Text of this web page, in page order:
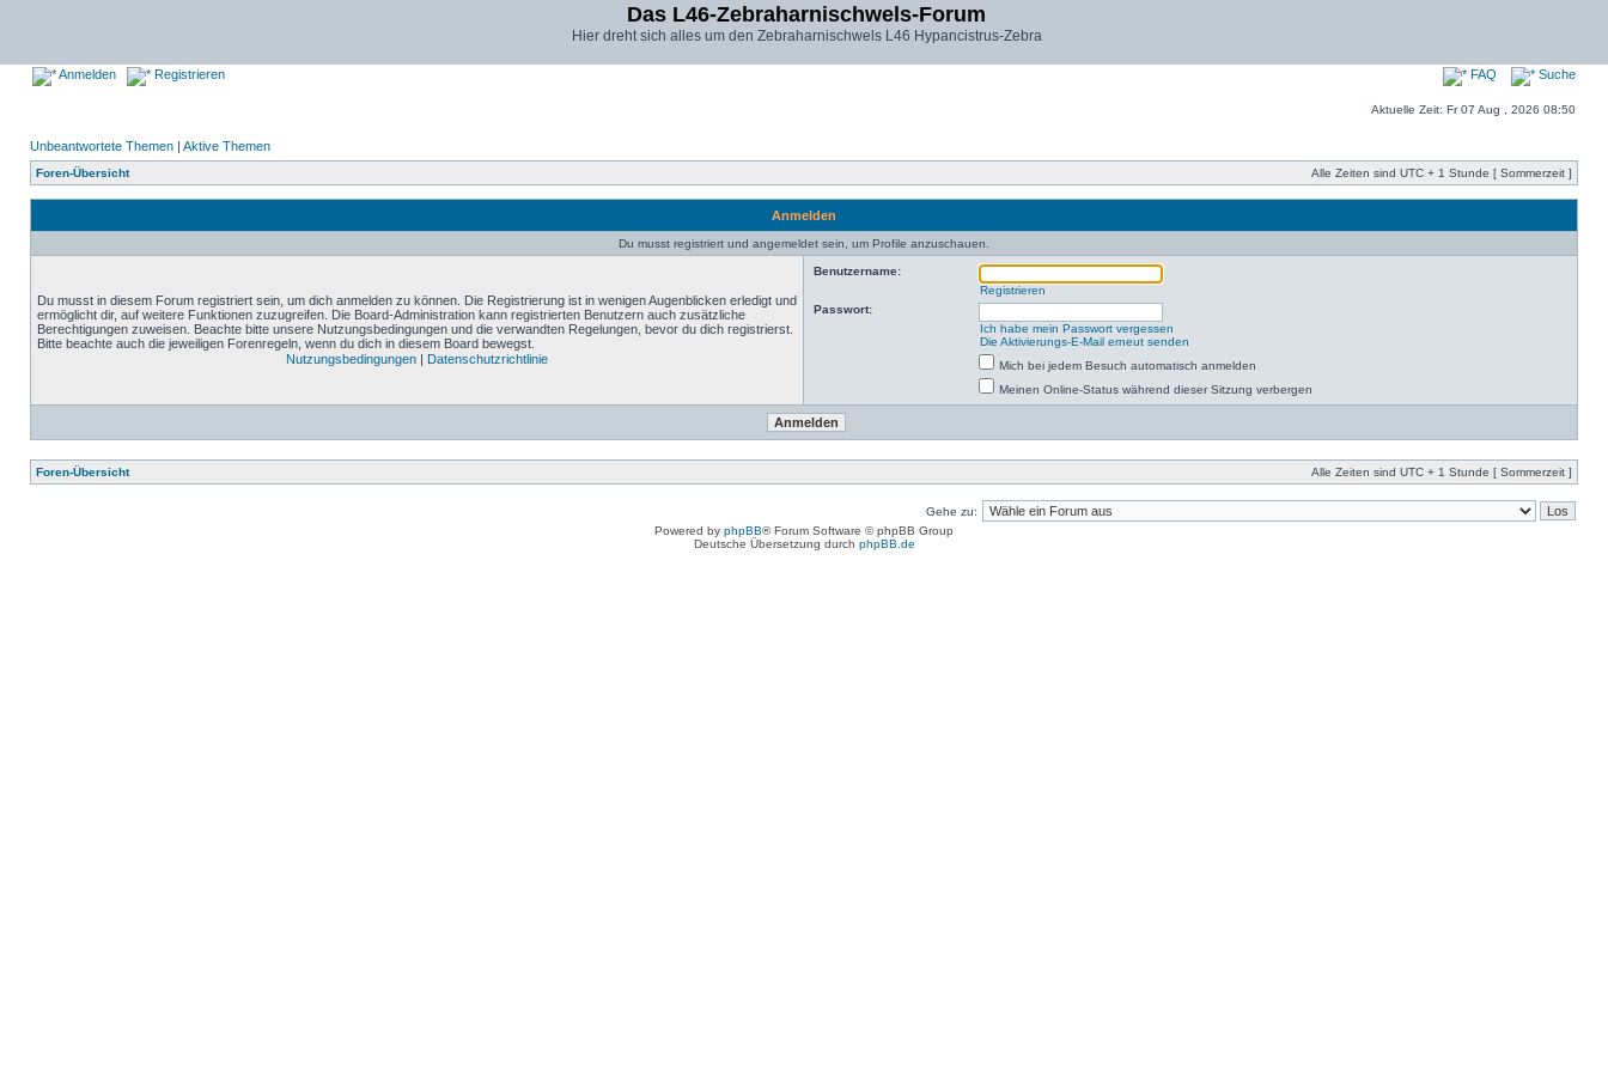
Das L46-Zebraharnischwels-Forum
Hier dreht sich alles um den Zebraharnischwels L46 Hypancistrus-Zebra
Anmelden Registrieren FAQ Suche
Aktuelle Zeit: Fr 07 Aug , 2026 08:50
Unbeantwortete Themen | Aktive Themen
Foren-Übersicht Alle Zeiten sind UTC + 1 Stunde [ Sommerzeit ]
Anmelden
Du musst registriert und angemeldet sein, um Profile anzuschauen.
Du musst in diesem Forum registriert sein, um dich anmelden zu können. Die Registrierung ist in wenigen Augenblicken erledigt und
ermöglicht dir, auf weitere Funktionen zuzugreifen. Die Board-Administration kann registrierten Benutzern auch zusätzliche
Berechtigungen zuweisen. Beachte bitte unsere Nutzungsbedingungen und die verwandten Regelungen, bevor du dich registrierst.
Bitte beachte auch die jeweiligen Forenregeln, wenn du dich in diesem Board bewegst.
Nutzungsbedingungen | Datenschutzrichtlinie
Benutzername:
Registrieren
Passwort:
Ich habe mein Passwort vergessen
Die Aktivierungs-E-Mail erneut senden
Mich bei jedem Besuch automatisch anmelden
Meinen Online-Status während dieser Sitzung verbergen
Foren-Übersicht Alle Zeiten sind UTC + 1 Stunde [ Sommerzeit ]
Gehe zu:
Powered by phpBB® Forum Software © phpBB Group
Deutsche Übersetzung durch phpBB.de